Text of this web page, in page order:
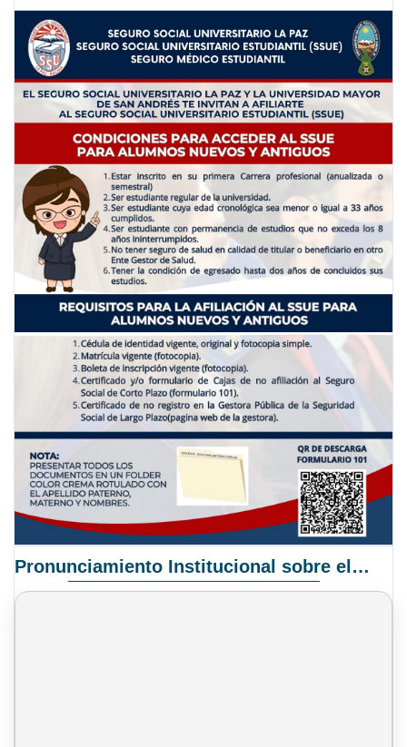
Pronunciamiento Institucional sobre el Proyecto de Ley N° 068/2025-2026 C.S.